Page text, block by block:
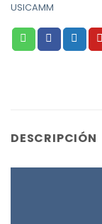
USICAMM
DESCRIPCIÓN